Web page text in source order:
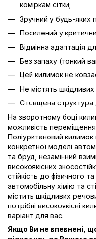
коміркам сітки;
Зручний у будь-яких
Посилений у
Відмінна адаптація
Без запаху (тонкий
Цей килимок не
Не містять
Стовщена структура
На зворотному боці
можливість переміщення
Поліуритановий килимок
конкретної моделі
та бруд, незамінний
високоякісних
стійкість до фізичного
автомобільну хімію та
містить шкідливих
потрібні високоякісні
варіант для вас.
Якщо Ви не впевнені,